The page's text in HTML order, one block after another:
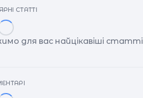
СТАТТІ
для вас найцікавіші статті